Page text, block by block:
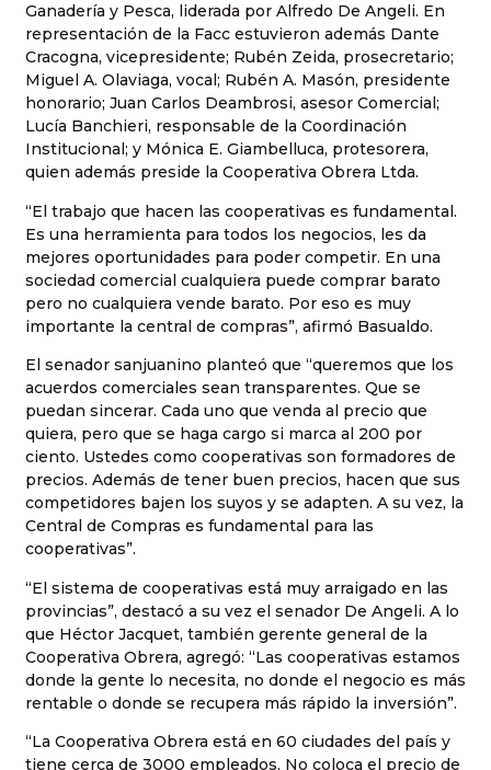
Ganadería y Pesca, liderada por Alfredo De Angeli. En
representación de la Facc estuvieron además Dante
Cracogna, vicepresidente; Rubén Zeida, prosecretario;
Miguel A. Olaviaga, vocal; Rubén A. Masón, presidente
honorario; Juan Carlos Deambrosi, asesor Comercial;
Lucía Banchieri, responsable de la Coordinación
Institucional; y Mónica E. Giambelluca, protesorera,
quien además preside la Cooperativa Obrera Ltda.
“El trabajo que hacen las cooperativas es fundamental.
Es una herramienta para todos los negocios, les da
mejores oportunidades para poder competir. En una
sociedad comercial cualquiera puede comprar barato
pero no cualquiera vende barato. Por eso es muy
importante la central de compras”, afirmó Basualdo.
El senador sanjuanino planteó que “queremos que los
acuerdos comerciales sean transparentes. Que se
puedan sincerar. Cada uno que venda al precio que
quiera, pero que se haga cargo si marca al 200 por
ciento. Ustedes como cooperativas son formadores de
precios. Además de tener buen precios, hacen que sus
competidores bajen los suyos y se adapten. A su vez, la
Central de Compras es fundamental para las
cooperativas”.
“El sistema de cooperativas está muy arraigado en las
provincias”, destacó a su vez el senador De Angeli. A lo
que Héctor Jacquet, también gerente general de la
Cooperativa Obrera, agregó: “Las cooperativas estamos
donde la gente lo necesita, no donde el negocio es más
rentable o donde se recupera más rápido la inversión”.
“La Cooperativa Obrera está en 60 ciudades del país y
tiene cerca de 3000 empleados. No coloca el precio de